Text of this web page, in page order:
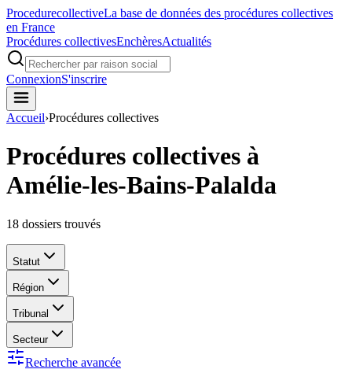
ProcedurecollectiveLa base de données des procédures collectives
en France
Procédures collectivesEnchèresActualités
ConnexionS'inscrire
Accueil›Procédures collectives
Procédures collectives à
Amélie-les-Bains-Palalda
18 dossiers trouvés
Statut
Région
Tribunal
Secteur
Recherche avancée